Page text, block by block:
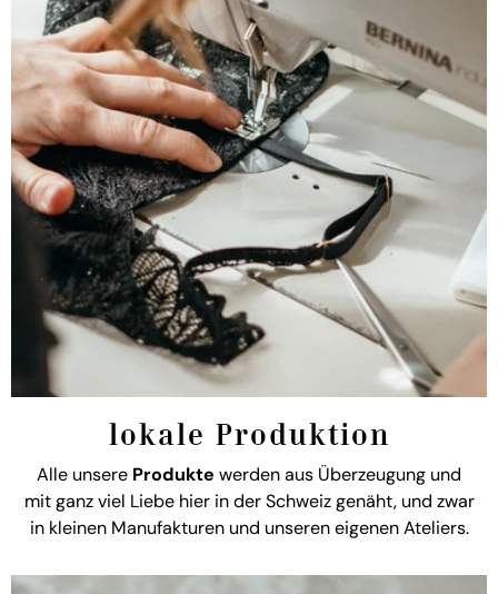
lokale Produktion
Alle unsere Produkte werden aus Überzeugung und
mit ganz viel Liebe hier in der Schweiz genäht, und zwar
in kleinen Manufakturen und unseren eigenen Ateliers.